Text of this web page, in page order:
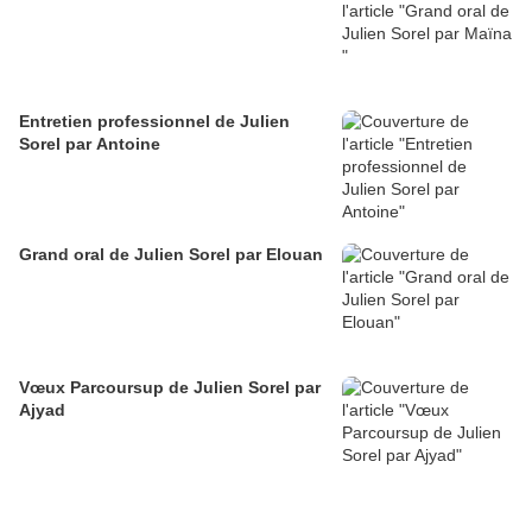
Entretien professionnel de Julien
Sorel par Antoine
Grand oral de Julien Sorel par Elouan
Vœux Parcoursup de Julien Sorel par
Ajyad